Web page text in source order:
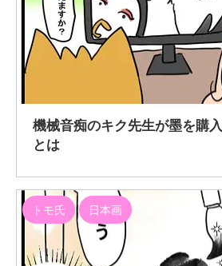
機械音痴のキク先生が墨を購
とは
トモ氏 日本画